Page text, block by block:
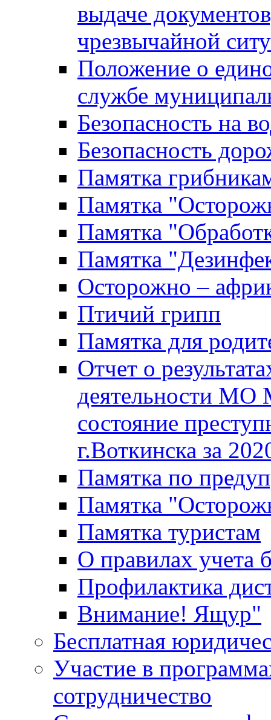
выдаче
чрезвычайной
Положение о
службе
Безопасность на
Безопасность
Памятка
Памятка
Памятка
Памятка
Осторожно –
Птичий грипп
Памятка для
Отчет о
деятельности МО
состояние
г.Воткинска за
Памятка по
Памятка
Памятка туристам
О правилах учета
Профилактика
Внимание! Ящур"
Бесплатная
Участие в
сотрудничество